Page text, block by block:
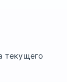
текущего